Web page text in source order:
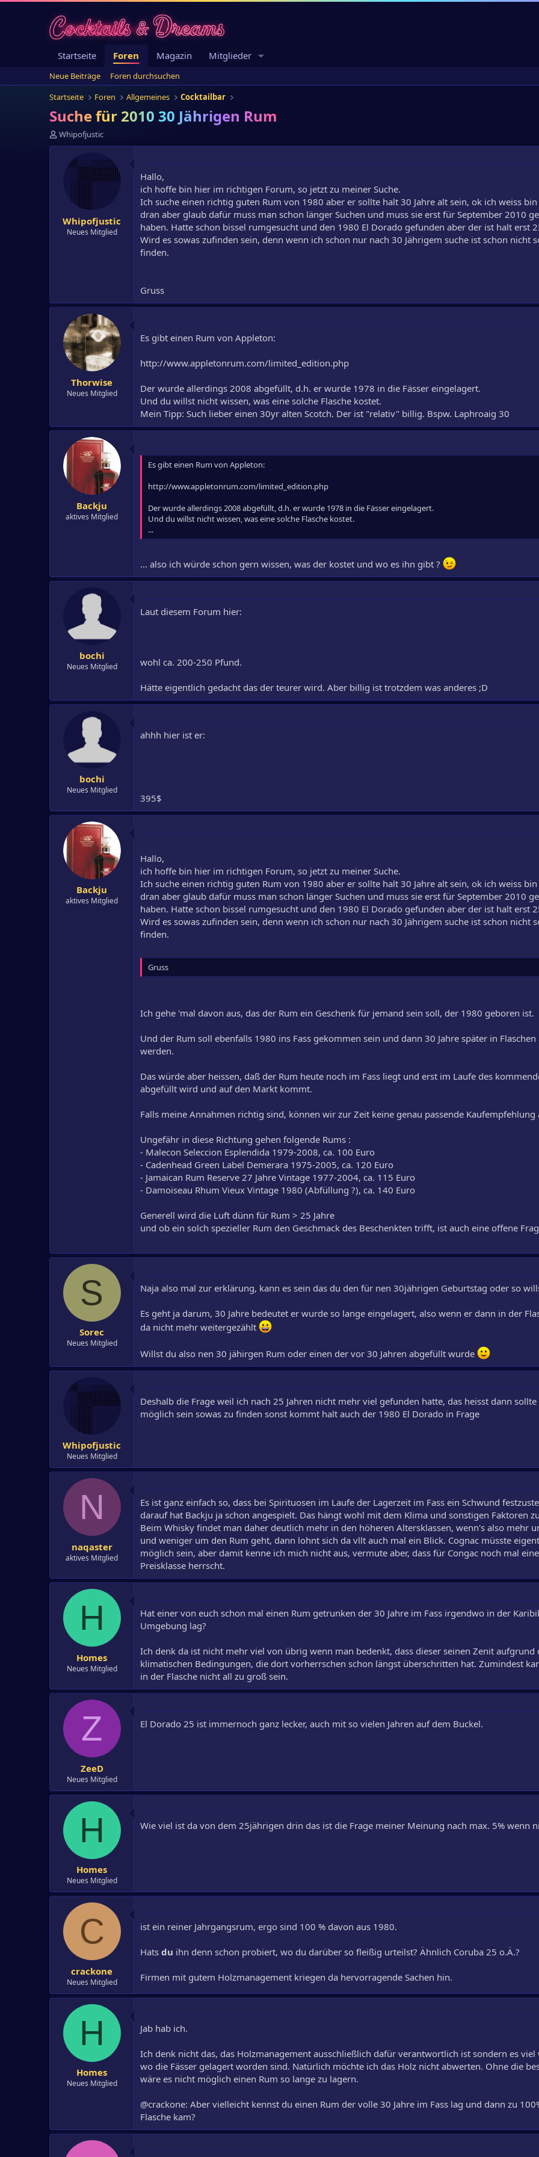
Startseite Foren Magazin Mitglieder
Neue Beiträge
Foren durchsuchen
Startseite
Foren Allgemeines Cocktailbar
Suche für 2010 30 Jährigen Rum
E
r
Whipofjustic
Whipofjustic
Neues Mitglied
Hallo,
ich hoffe bin hier im richtigen Forum, so jetzt zu meiner Suche.
Ich suche einen richtig guten Rum von 1980 aber er sollte halt 30 Jahre alt sein, ok ich weiss
dran aber glaub dafür muss man schon länger Suchen und muss sie erst für September 2010
haben. Hatte schon bissel rumgesucht und den 1980 El Dorado gefunden aber der ist halt erst
Wird es sowas zufinden sein, denn wenn ich schon nur nach 30 Jährigem suche ist schon nicht
finden.
Gruss
Thorwise
Neues Mitglied
Es gibt einen Rum von Appleton:
http://www.appletonrum.com/limited_edition.php
Der wurde allerdings 2008 abgefüllt, d.h. er wurde 1978 in die Fässer eingelagert.
Und du willst nicht wissen, was eine solche Flasche kostet.
Mein Tipp: Such lieber einen 30yr alten Scotch. Der ist "relativ" billig. Bspw. Laphroaig 30
Backju
aktives Mitglied
Es gibt einen Rum von Appleton:
http://www.appletonrum.com/limited_edition.php
Der wurde allerdings 2008 abgefüllt, d.h. er wurde 1978 in die Fässer eingelagert.
Und du willst nicht wissen, was eine solche Flasche kostet.
...
... also ich würde schon gern wissen, was der kostet und wo es ihn gibt ?
bochi
Neues Mitglied
Laut diesem Forum hier:
wohl ca. 200-250 Pfund.
Hätte eigentlich gedacht das der teurer wird. Aber billig ist trotzdem was anderes ;D
bochi
Neues Mitglied
ahhh hier ist er:
395$
Backju
aktives Mitglied
Hallo,
ich hoffe bin hier im richtigen Forum, so jetzt zu meiner Suche.
Ich suche einen richtig guten Rum von 1980 aber er sollte halt 30 Jahre alt sein, ok ich weiss
dran aber glaub dafür muss man schon länger Suchen und muss sie erst für September 2010
haben. Hatte schon bissel rumgesucht und den 1980 El Dorado gefunden aber der ist halt erst
Wird es sowas zufinden sein, denn wenn ich schon nur nach 30 Jährigem suche ist schon nicht
finden.
Gruss
Ich gehe 'mal davon aus, das der Rum ein Geschenk für jemand sein soll, der 1980 geboren ist.
Und der Rum soll ebenfalls 1980 ins Fass gekommen sein und dann 30 Jahre später in
werden.
Das würde aber heissen, daß der Rum heute noch im Fass liegt und erst im Laufe des
abgefüllt wird und auf den Markt kommt.
Falls meine Annahmen richtig sind, können wir zur Zeit keine genau passende Kaufempfehlung
Ungefähr in diese Richtung gehen folgende Rums :
- Malecon Seleccion Esplendida 1979-2008, ca. 100 Euro
- Cadenhead Green Label Demerara 1975-2005, ca. 120 Euro
- Jamaican Rum Reserve 27 Jahre Vintage 1977-2004, ca. 115 Euro
- Damoiseau Rhum Vieux Vintage 1980 (Abfüllung ?), ca. 140 Euro
Generell wird die Luft dünn für Rum > 25 Jahre
und ob ein solch spezieller Rum den Geschmack des Beschenkten trifft, ist auch eine offene
S
Sorec
Neues Mitglied
Naja also mal zur erklärung, kann es sein das du den für nen 30jährigen Geburtstag oder so
Es geht ja darum, 30 Jahre bedeutet er wurde so lange eingelagert, also wenn er dann in der
da nicht mehr weitergezählt
Willst du also nen 30 jähirgen Rum oder einen der vor 30 Jahren abgefüllt wurde
Whipofjustic
Neues Mitglied
Deshalb die Frage weil ich nach 25 Jahren nicht mehr viel gefunden hatte, das heisst dann
möglich sein sowas zu finden sonst kommt halt auch der 1980 El Dorado in Frage
N
naqaster
aktives Mitglied
Es ist ganz einfach so, dass bei Spirituosen im Laufe der Lagerzeit im Fass ein Schwund
darauf hat Backju ja schon angespielt. Das hängt wohl mit dem Klima und sonstigen Faktoren
Beim Whisky findet man daher deutlich mehr in den höheren Altersklassen, wenn's also mehr
und weniger um den Rum geht, dann lohnt sich da vllt auch mal ein Blick. Cognac müsste
möglich sein, aber damit kenne ich mich nicht aus, vermute aber, dass für Congac noch mal
Preisklasse herrscht.
H
Homes
Neues Mitglied
Hat einer von euch schon mal einen Rum getrunken der 30 Jahre im Fass irgendwo in der
Umgebung lag?
Ich denk da ist nicht mehr viel von übrig wenn man bedenkt, dass dieser seinen Zenit aufgrund
klimatischen Bedingungen, die dort vorherrschen schon längst überschritten hat. Zumindest
in der Flasche nicht all zu groß sein.
Z
ZeeD
Neues Mitglied
El Dorado 25 ist immernoch ganz lecker, auch mit so vielen Jahren auf dem Buckel.
H
Homes
Neues Mitglied
Wie viel ist da von dem 25jährigen drin das ist die Frage meiner Meinung nach max. 5% wenn
C
crackone
Neues Mitglied
ist ein reiner Jahrgangsrum, ergo sind 100 % davon aus 1980.
Hats du ihn denn schon probiert, wo du darüber so fleißig urteilst? Ähnlich Coruba 25 o.Ä.?
Firmen mit gutem Holzmanagement kriegen da hervorragende Sachen hin.
H
Homes
Neues Mitglied
Jab hab ich.
Ich denk nicht das, das Holzmanagement ausschließlich dafür verantwortlich ist sondern es
wo die Fässer gelagert worden sind. Natürlich möchte ich das Holz nicht abwerten. Ohne die
wäre es nicht möglich einen Rum so lange zu lagern.
@crackone: Aber vielleicht kennst du einen Rum der volle 30 Jahre im Fass lag und dann zu
Flasche kam?